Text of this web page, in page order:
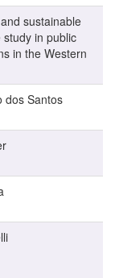
sustainable
in public
in the Western
dos Santos